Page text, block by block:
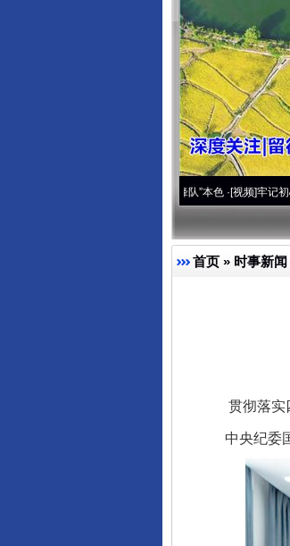
·[视频]牢记初心使命 奋进
首页 » 时事新闻
贯彻落实四
中央纪委国